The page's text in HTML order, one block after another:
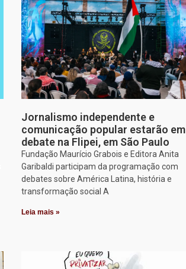
Jornalismo independente e
comunicação popular estarão em
debate na Flipei, em São Paulo
Fundação Maurício Grabois e Editora Anita
Garibaldi participam da programação com
debates sobre América Latina, história e
transformação social A
Leia mais »